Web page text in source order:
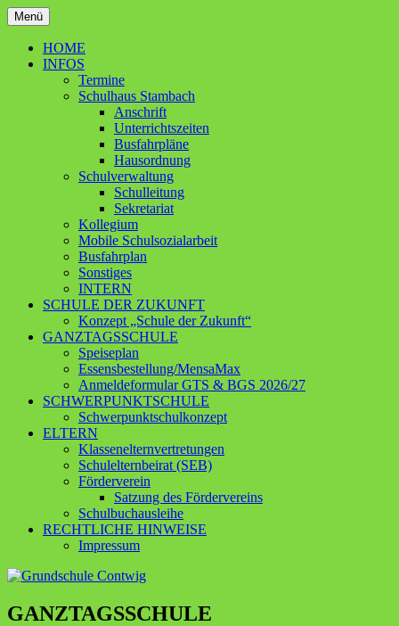
Zum
Inhalt
springen
Grundschule Contwig
Menü
HOME
INFOS
Termine
Schulhaus Stambach
Anschrift
Unterrichtszeiten
Busfahrpläne
Hausordnung
Schulverwaltung
Schulleitung
Sekretariat
Kollegium
Mobile Schulsozialarbeit
Busfahrplan
Sonstiges
INTERN
SCHULE DER ZUKUNFT
Konzept „Schule der Zukunft“
GANZTAGSSCHULE
Speiseplan
Essensbestellung/MensaMax
Anmeldeformular GTS & BGS 2026/27
SCHWERPUNKTSCHULE
Schwerpunktschulkonzept
ELTERN
Klassenelternvertretungen
Schulelternbeirat (SEB)
Förderverein
Satzung des Fördervereins
Schulbuchausleihe
RECHTLICHE HINWEISE
Impressum
GANZTAGSSCHULE